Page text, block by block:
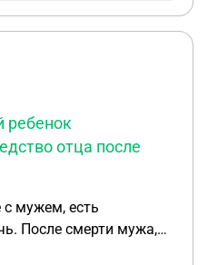
ребенок
отца после
с мужем, есть
После смерти мужа,
наследство